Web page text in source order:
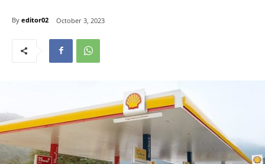
By editor02 October 3, 2023